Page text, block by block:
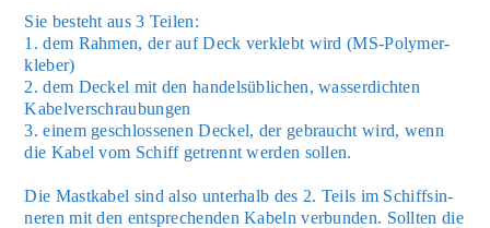
Sie besteht aus 3 Tei­len:
1. dem Rah­men, der auf Deck ver­klebt wird (MS-Poly­mer­
kle­ber)
2. dem Deckel mit den han­dels­üb­li­chen, was­ser­dich­ten
Kabel­ver­schrau­bun­gen
3. einem geschlos­se­nen Deckel, der gebraucht wird, wenn
die Kabel vom Schiff getrennt wer­den sol­len.
Die Mast­ka­bel sind also unter­halb des 2. Teils im Schiffs­in­
ne­ren mit den ent­spre­chen­den Kabeln ver­bun­den. Soll­ten die